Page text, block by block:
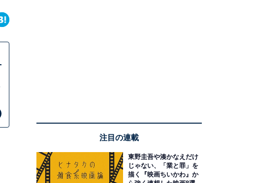
注目の連載
東野圭吾や湊かなえだけ
じゃない、「業と罪」を
描く『映画ちいかわ』か